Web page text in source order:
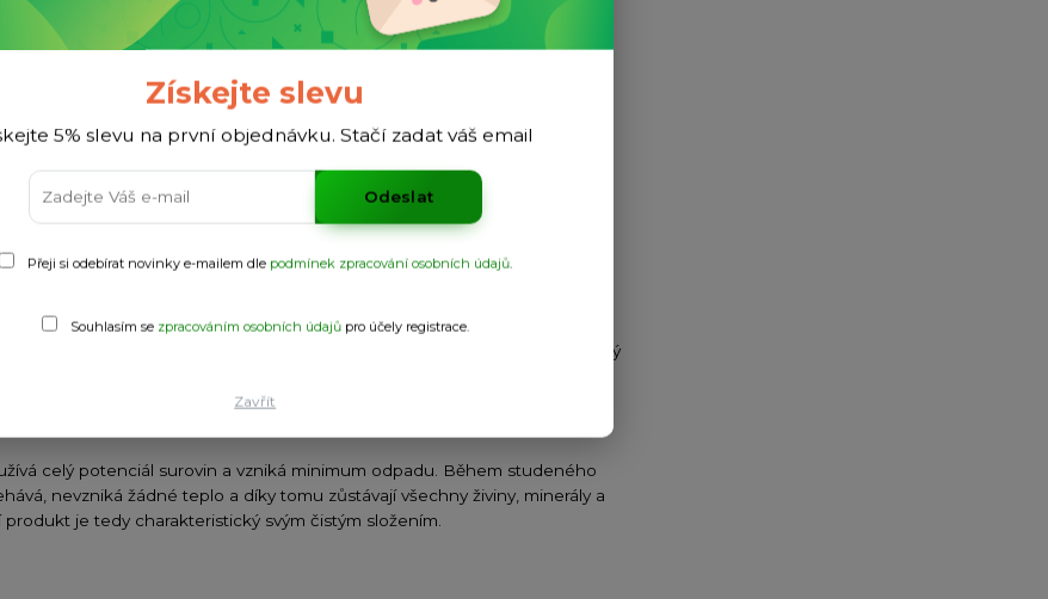
o odšťavňování v pravém slova smyslu. Využívá se hydraulický lis, který
žádné teplo, které vzniká při použití rotačních čepelí. Jelikož teplo
je při odšťavňování nežádoucí. Při použití čepelí se do produktu
celý potenciál surovin a vzniká minimum odpadu. Během studeného
nevzniká žádné teplo a díky tomu zůstávají všechny živiny, minerály a
je tedy charakteristický svým čistým složením.
Získejte slevu
5% slevu na první objednávku. Stačí zadat váš email
Odeslat
Přeji si odebírat novinky e-mailem dle podmínek zpracování osobních údajů.
Souhlasím se zpracováním osobních údajůpro účely registrace.
Zavřít